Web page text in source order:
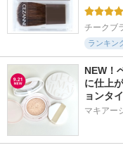
チークブ
ランキン
NEW！
に仕上
ョンタ
マキアー